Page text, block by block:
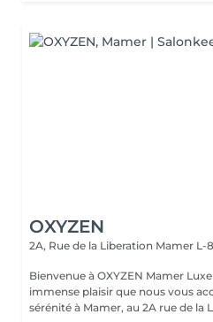
OXYZEN
2A, Rue de la Liberation Mamer L-
Bienvenue à OXYZEN Mamer Luxembourg !
immense plaisir que nous vous
sérénité à Mamer, au 2A rue de la